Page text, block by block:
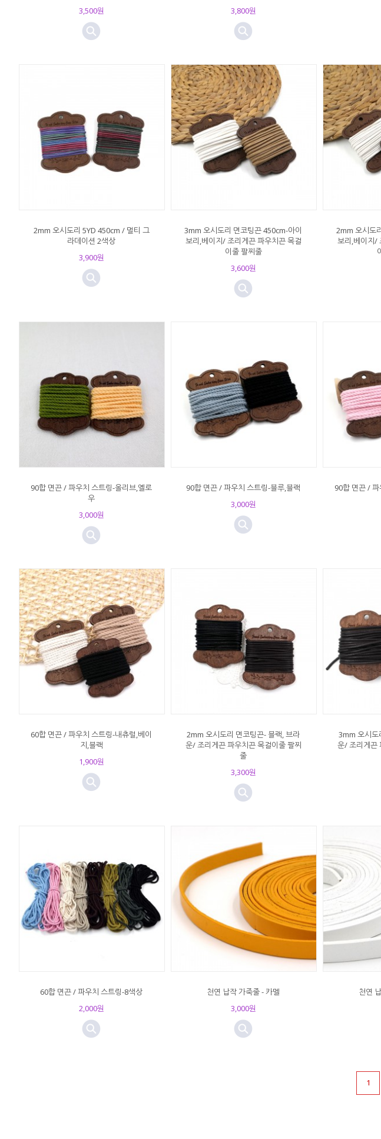
3,500원
3,800원
2mm 오시도리 5YD 450cm / 멀티 그
라데이션 2색상
3,900원
3mm 오시도리 면코팅끈 450cm-아이
보리,베이지/ 조리게끈 파우치끈 목걸
이줄 팔찌줄
3,600원
2mm 오시도
보리,베이지/
90합 면끈 / 파우치 스트링-올리브,옐로
우
3,000원
90합 면끈 / 파우치 스트링-블루,블랙
3,000원
90합 면끈 /
60합 면끈 / 파우치 스트링-내츄럴,베이
지,블랙
1,900원
2mm 오시도리 면코팅끈- 블랙, 브라
운/ 조리게끈 파우치끈 목걸이줄 팔찌
줄
3,300원
3mm 오시도
운/ 조리게끈
60합 면끈 / 파우치 스트링-8색상
2,000원
천연 납작 가죽줄 - 카멜
3,000원
천연
1